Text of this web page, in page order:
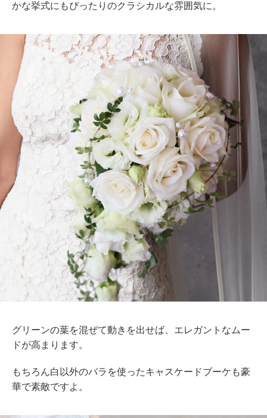
かな挙式にもぴったりのクラシカルな雰囲気に。
グリーンの葉を混ぜて動きを出せば、エレガントなムー
ドが高まります。
もちろん白以外のバラを使ったキャスケードブーケも豪
華で素敵ですよ。